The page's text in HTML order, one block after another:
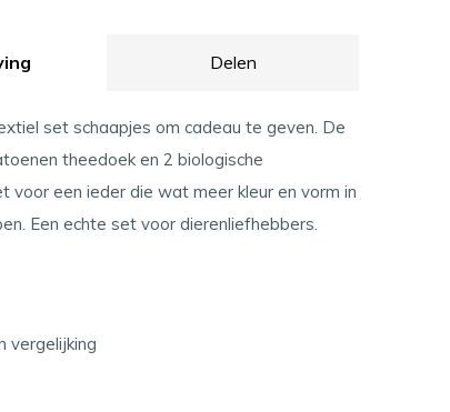
Delen
set schaapjes om cadeau te geven. De
theedoek en 2 biologische
voor een ieder die wat meer kleur en vorm in
Een echte set voor dierenliefhebbers.
vergelijking